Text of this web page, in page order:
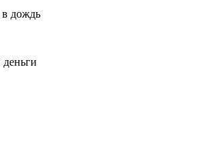
в дождь